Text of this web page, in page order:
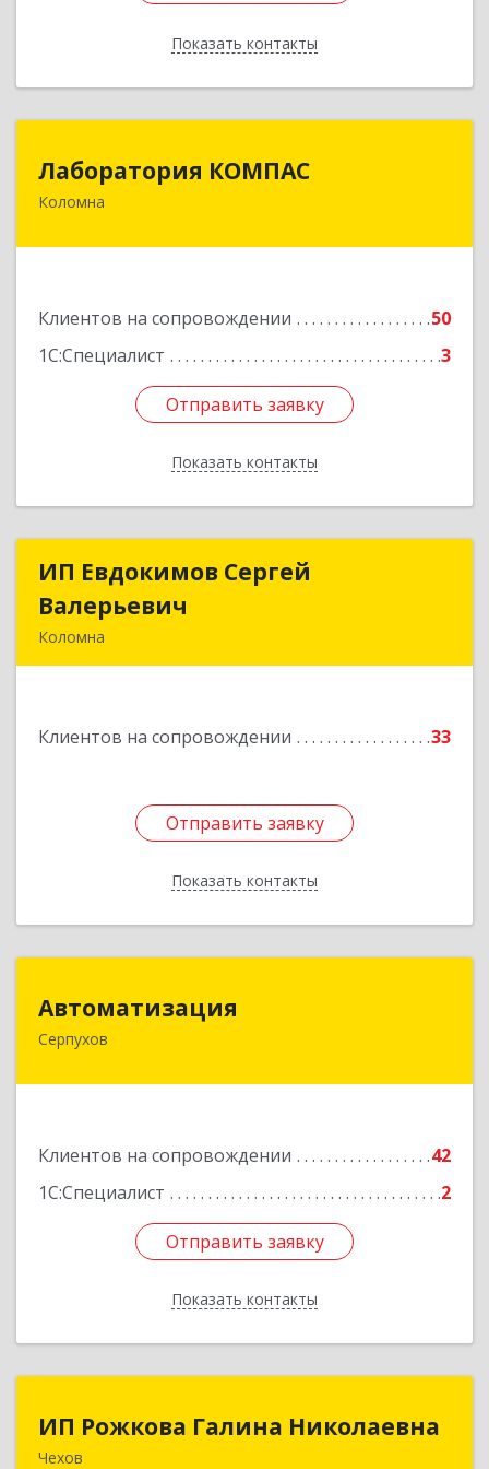
Показать контакты
Назад
Лаборатория КОМПАС
Коломна
Клиентов на сопровождении
50
1С:Специалист
3
Отправить заявку
Показать контакты
140415, Московская обл, Коломна г, Л.Толстого
Отправить заявку
Назад
ИП Евдокимов Сергей
Валерьевич
Коломна
Клиентов на сопровождении 33
Отправить заявку
Показать контакты
ИП Евдокимов Сергей
Подробнее
Отправить заявку
Назад
Автоматизация
Серпухов
Клиентов на сопровождении
42
1С:Специалист
2
Отправить заявку
Показать контакты
Отправить заявку
Назад
ИП Рожкова Галина Николаевна
Чехов
142306, Московская обл, Чеховский р-н, Чехов